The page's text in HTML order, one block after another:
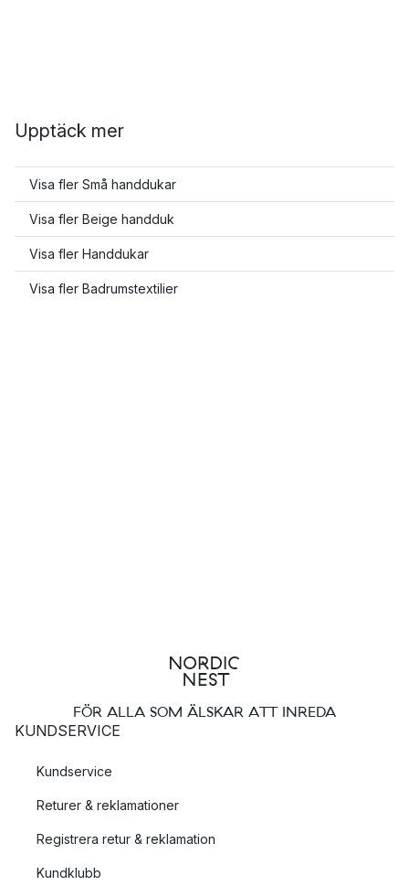
Upptäck mer
Visa fler Små handdukar
Visa fler Beige handduk
Visa fler Handdukar
Visa fler Badrumstextilier
FÖR ALLA SOM ÄLSKAR ATT INREDA
KUNDSERVICE
Kundservice
Returer & reklamationer
Registrera retur & reklamation
Kundklubb